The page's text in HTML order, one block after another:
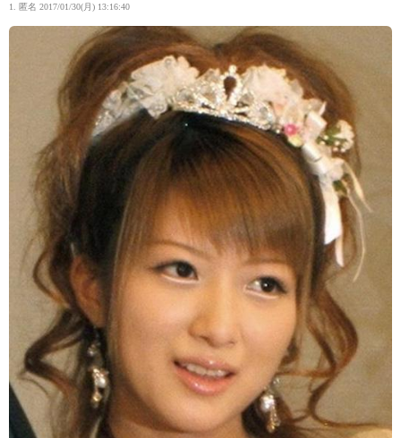
1. 匿名 2017/01/30(月) 13:16:40